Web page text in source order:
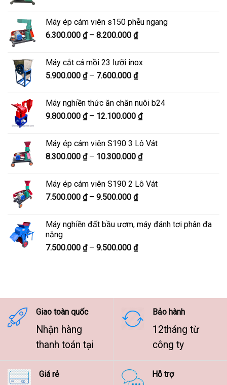
từ
6.900.000 ₫
đến
Máy ép cám viên s150 phễu ngang
6.300.000 ₫ – 8.200.000 ₫Khoảng
6.300.000 ₫
đến
Máy cắt cá mồi 23 lưỡi inox
5.900.000 ₫ – 7.600.000 ₫Khoảng
5.900.000 ₫
đến
Máy nghiền thức ăn chăn nuôi b24
9.800.000 ₫ – 12.100.000 ₫Khoảng
9.800.000 ₫
đến
Máy ép cám viên S190 3 Lô Vát
8.300.000 ₫ – 10.300.000 ₫Khoảng
8.300.000 ₫
Máy ép cám viên S190 2 Lô Vát
7.500.000 ₫ – 9.500.000 ₫Khoảng
7.500.000 ₫
9.500.000 ₫
Máy nghiền đất bầu ươm, máy đánh tơi phân đa
năng
7.500.000 ₫ – 9.500.000 ₫Khoảng
9.500.000 ₫
Giao toàn quốc
Nhận hàng
thanh toán tại
Bảo hành
12tháng từ
công ty
Giá rẻ Hỗ trợ